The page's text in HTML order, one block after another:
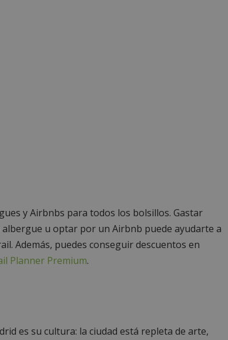
y Airbnbs para todos los bolsillos. Gastar
u optar por un Airbnb puede ayudarte a
Además, puedes conseguir descuentos en
Planner Premium.
es su cultura: la ciudad está repleta de arte,